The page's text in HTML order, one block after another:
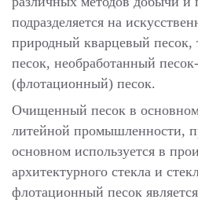
подразделяется на
природный кварцевый песок,
песок, необработанный
(флотационный) песок.
Очищенный песок в основном
литейной промышленности,
основном используется в
архитектурного стекла и
флотационный песок